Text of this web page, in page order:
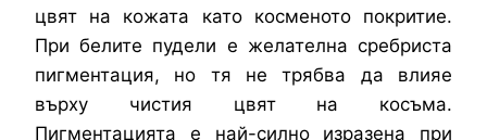
цвят на кожата като косменото покритие.
При белите пудели е желателна сребриста
пигментация, но тя не трябва да влияе
върху чистия цвят на косъма.
Пигментацията е най-силно изразена при